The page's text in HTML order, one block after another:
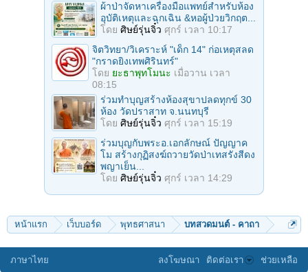
ผ้าป่าจัดหาเครื่องมือแพทย์สำหรับห้อง
อุบัติเหตุและฉุกเฉิน &หอผู้ป่วยวิกฤต...
โดย ศิษย์รุ่นจิ๋ว ศุกร์ เวลา 10:17
จิตวิทยา/วิเคราะห์ "เด็ก 14" ก่อเหตุสลด
"กราดยิงเทพศิรินทร์"
โดย ยะธาพุทโมนะ เมื่อวาน เวลา
08:15
ร่วมทําบุญสร้างห้องสุขาปลดทุกข์ 30
ห้อง วัดปราสาท จ.นนทบุรี
โดย ศิษย์รุ่นจิ๋ว ศุกร์ เวลา 15:19
ร่วมบุญกับพระอ.เอกลักษณ์ ปัญญาค
โม สร้างกุฏิสงฆ์ถวายวัดป่าเทสรังสีดง
พญาเย็น...
โดย ศิษย์รุ่นจิ๋ว ศุกร์ เวลา 14:29
หน้าแรก เว็บบอร์ด พุทธศาสนา บทสวดมนต์ - คาถา
ภาษาไทย ลงโฆษณา ติดต่อเรา ช่วยเหลือ